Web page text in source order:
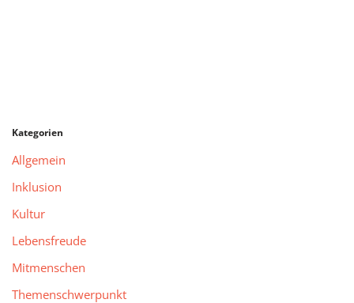
Kategorien
Allgemein
Inklusion
Kultur
Lebensfreude
Mitmenschen
Themenschwerpunkt